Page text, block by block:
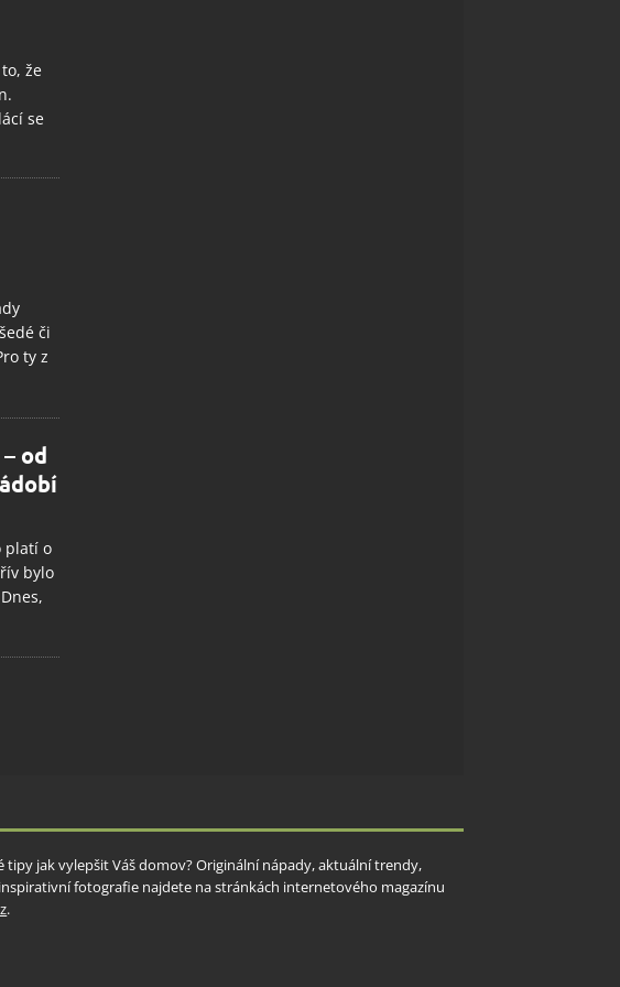
že
se
či
ty z
od
platí o
bylo
tipy jak vylepšit Váš domov? Originální nápady, aktuální trendy,
fotografie najdete na stránkách internetového magazínu
.